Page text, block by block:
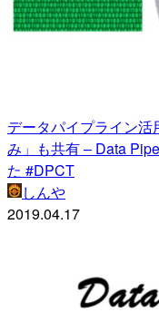
データパイプライン
み」も共有 – Data
た #DPCT
しんや
2019.04.17